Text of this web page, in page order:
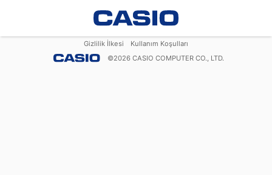
Gizlilik İlkesi
Kullanım Koşulları
©2026 CASIO COMPUTER CO., LTD.